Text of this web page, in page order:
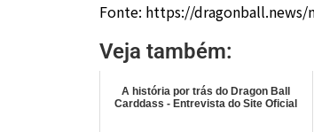
Fonte: https://dragonball.news/
Veja também:
A história por trás do Dragon Ball
Carddass - Entrevista do Site Oficial